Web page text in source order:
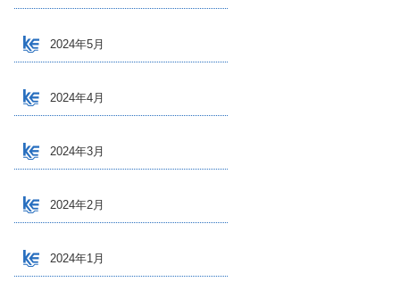
2024年5月
2024年4月
2024年3月
2024年2月
2024年1月